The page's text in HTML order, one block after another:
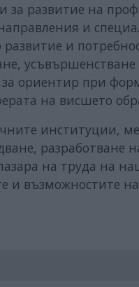
за развитие на
и
и
усъвършенстване
за ориентир при
на висшето
институции,
разработване
на труда на
и възможностите